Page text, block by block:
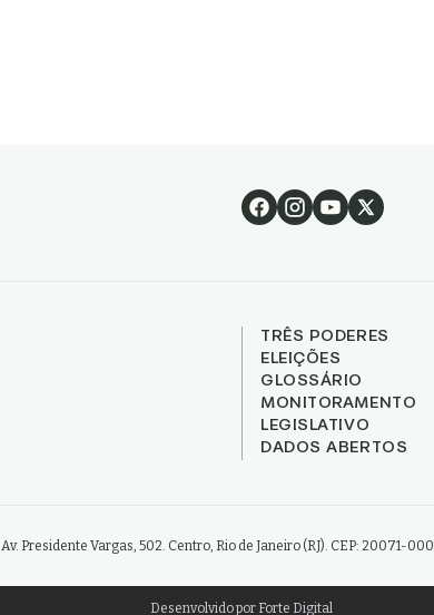
TRÊS PODERES
ELEIÇÕES
GLOSSÁRIO
MONITORAMENTO
LEGISLATIVO
DADOS ABERTOS
Av. Presidente Vargas, 502. Centro, Rio de Janeiro (RJ). CEP: 20071-000
Desenvolvido por Forte Digital